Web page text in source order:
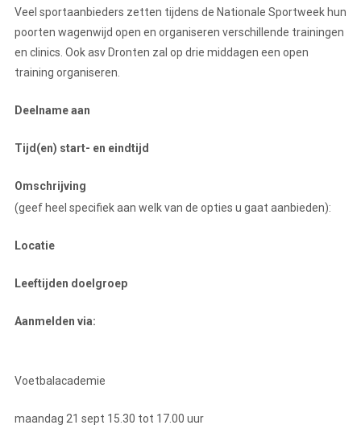
Veel sportaanbieders zetten tijdens de Nationale Sportweek hun
poorten wagenwijd open en organiseren verschillende trainingen
en clinics. Ook asv Dronten zal op drie middagen een open
training organiseren.
Deelname aan
Tijd(en) start- en eindtijd
Omschrijving
(geef heel specifiek aan welk van de opties u gaat aanbieden):
Locatie
Leeftijden doelgroep
Aanmelden via:
Voetbalacademie
maandag 21 sept 15.30 tot 17.00 uur